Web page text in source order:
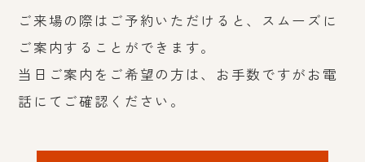
ご来場の際はご予約いただけると、スムーズに
ご案内することができます。
当日ご案内をご希望の方は、お手数ですがお電
話にてご確認ください。